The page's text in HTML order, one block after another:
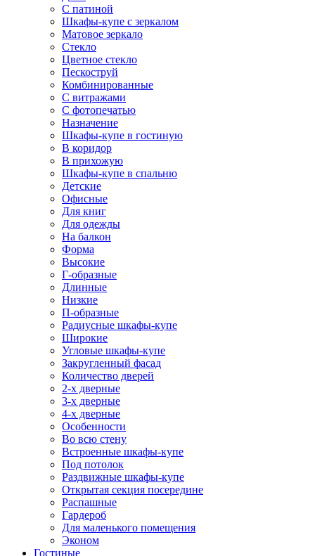
С патиной
Шкафы-купе с зеркалом
Матовое зеркало
Стекло
Цветное стекло
Пескоструй
Комбинированные
С витражами
С фотопечатью
Назначение
Шкафы-купе в гостиную
В коридор
В прихожую
Шкафы-купе в спальню
Детские
Офисные
Для книг
Для одежды
На балкон
Форма
Высокие
Г-образные
Длинные
Низкие
П-образные
Радиусные шкафы-купе
Широкие
Угловые шкафы-купе
Закругленный фасад
Количество дверей
2-х дверные
3-х дверные
4-х дверные
Особенности
Во всю стену
Встроенные шкафы-купе
Под потолок
Раздвижные шкафы-купе
Открытая секция посередине
Распашные
Гардероб
Для маленького помещения
Эконом
Гостиные